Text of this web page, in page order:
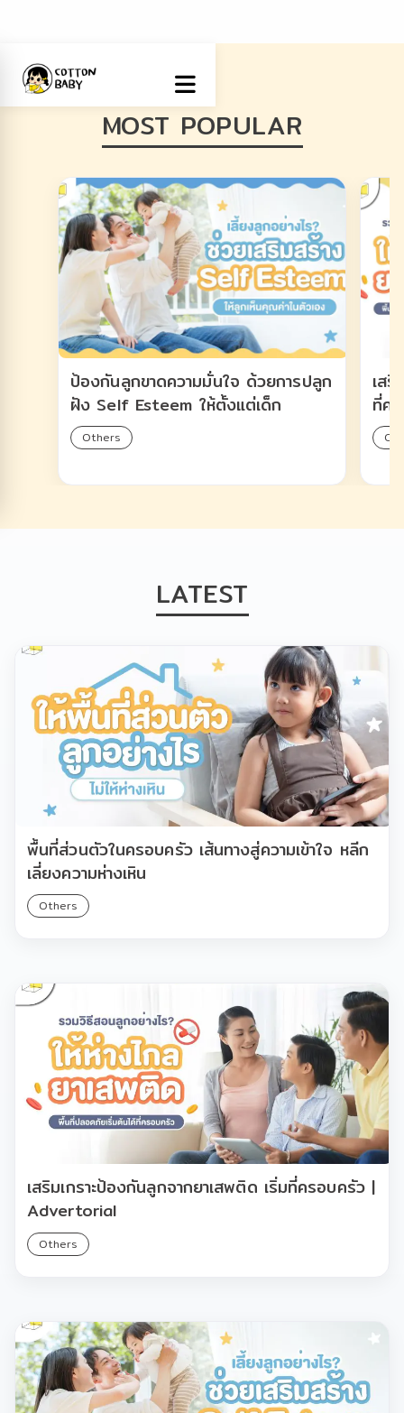
MOST POPULAR
ป้องกันลูกขาดความมั่นใจ ด้วยการปลูก
ฝัง Self Esteem ให้ตั้งแต่เด็ก
Others
เส
ที่ค
LATEST
พื้นที่ส่วนตัวในครอบครัว เส้นทางสู่ความเข้าใจ หลีก
เลี่ยงความห่างเหิน
Others
เสริมเกราะป้องกันลูกจากยาเสพติด เริ่มที่ครอบครัว |
Advertorial
Others